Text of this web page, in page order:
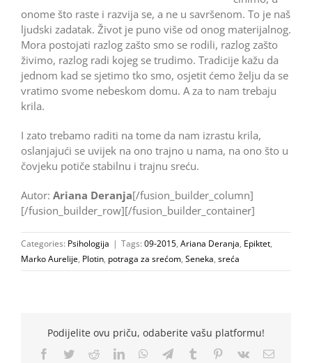
onome što raste i razvija se, a ne u savršenom. To je naš
ljudski zadatak. Život je puno više od onog materijalnog.
Mora postojati razlog zašto smo se rodili, razlog zašto
živimo, razlog radi kojeg se trudimo. Tradicije kažu da
jednom kad se sjetimo tko smo, osjetit ćemo želju da se
vratimo svome nebeskom domu. A za to nam trebaju
krila.
I zato trebamo raditi na tome da nam izrastu krila,
oslanjajući se uvijek na ono trajno u nama, na ono što u
čovjeku potiče stabilnu i trajnu sreću.
Autor: Ariana Deranja[/fusion_builder_column]
[/fusion_builder_row][/fusion_builder_container]
Categories: Psihologija | Tags: 09-2015, Ariana Deranja, Epiktet,
Marko Aurelije, Plotin, potraga za srećom, Seneka, sreća
Podijelite ovu priču, odaberite vašu platformu!
Facebook
TwitterRedditLinkedInWhatsApp
TelegramTumblr Pinterest
Vk Email